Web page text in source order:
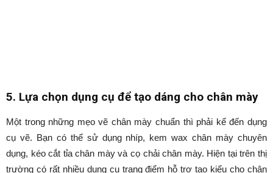
5. Lựa chọn dụng cụ để tạo dáng cho chân mày
Một trong những mẹo vẽ chân mày chuẩn thì phải kể đến dụng
cụ vẽ. Bạn có thể sử dụng nhíp, kem wax chân mày chuyên
dụng, kéo cắt tỉa chân mày và cọ chải chân mày. Hiện tại trên thị
trường có rất nhiều dụng cụ trang điểm hỗ trợ tạo kiểu cho chân